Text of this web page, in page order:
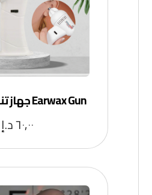
Earwax Gun جهاز تنظيف الأذن
٦٠,٠٠د.إ